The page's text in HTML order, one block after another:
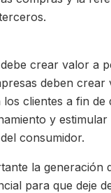
crear valor a
deben crear
clientes a fin de
y estimular
consumidor.
la generación
para que deje